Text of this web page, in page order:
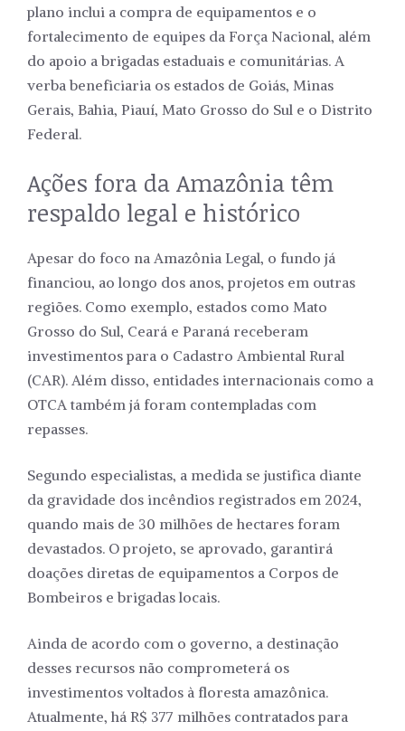
plano inclui a compra de equipamentos e o
fortalecimento de equipes da Força Nacional, além
do apoio a brigadas estaduais e comunitárias. A
verba beneficiaria os estados de Goiás, Minas
Gerais, Bahia, Piauí, Mato Grosso do Sul e o Distrito
Federal.
Ações fora da Amazônia têm
respaldo legal e histórico
Apesar do foco na Amazônia Legal, o fundo já
financiou, ao longo dos anos, projetos em outras
regiões. Como exemplo, estados como Mato
Grosso do Sul, Ceará e Paraná receberam
investimentos para o Cadastro Ambiental Rural
(CAR). Além disso, entidades internacionais como a
OTCA também já foram contempladas com
repasses.
Segundo especialistas, a medida se justifica diante
da gravidade dos incêndios registrados em 2024,
quando mais de 30 milhões de hectares foram
devastados. O projeto, se aprovado, garantirá
doações diretas de equipamentos a Corpos de
Bombeiros e brigadas locais.
Ainda de acordo com o governo, a destinação
desses recursos não comprometerá os
investimentos voltados à floresta amazônica.
Atualmente, há R$ 377 milhões contratados para